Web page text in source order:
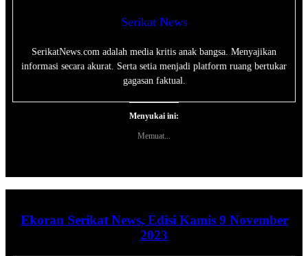
Serikat News
SerikatNews.com adalah media kritis anak bangsa. Menyajikan
informasi secara akurat. Serta setia menjadi platform ruang bertukar
gagasan faktual.
Menyukai ini:
Memuat...
Ekoran Serikat News, Edisi Kamis 9 November
2023